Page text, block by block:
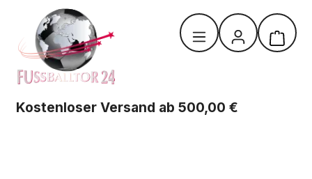
Zum Hauptinhalt springen
Kostenloser Versand ab 500,00 €